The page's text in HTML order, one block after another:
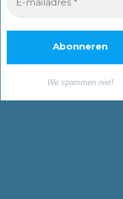
We spammen niet!